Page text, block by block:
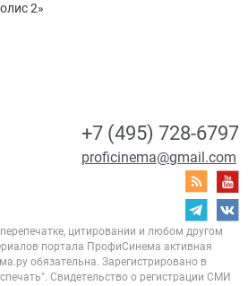
2»
+7 (495) 728-6797
proficinema@gmail.com
цитировании и любом другом
портала ПрофиСинема активная
обязательна. Зарегистрировано в
Свидетельство о регистрации СМИ